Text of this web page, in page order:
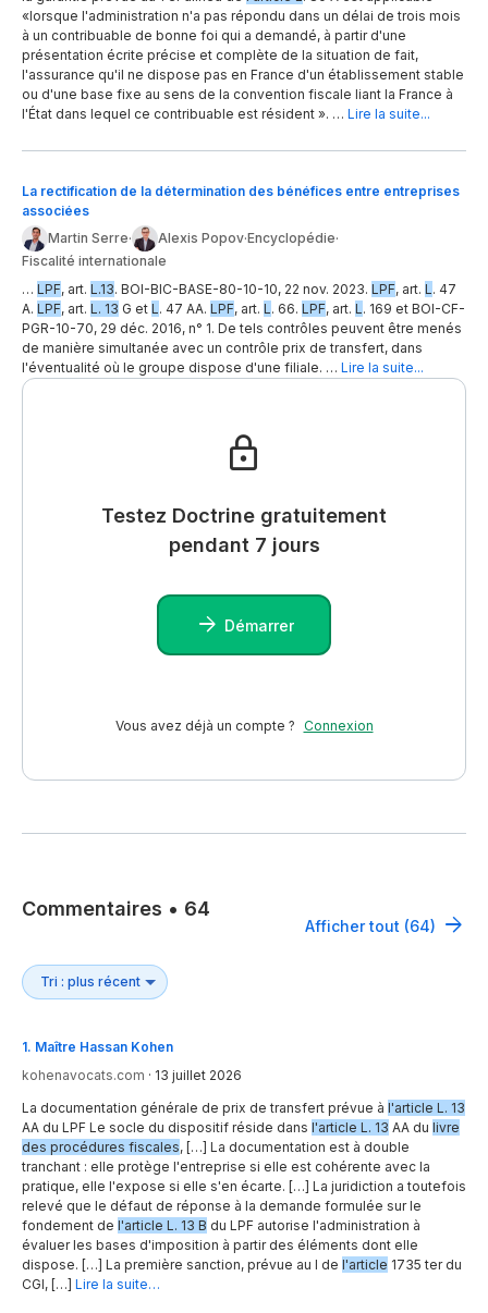
«lorsque l'administration n'a pas répondu dans un délai de trois mois
à un contribuable de bonne foi qui a demandé, à partir d'une
présentation écrite précise et complète de la situation de fait,
l'assurance qu'il ne dispose pas en France d'un établissement stable
ou d'une base fixe au sens de la convention fiscale liant la France à
l'État dans lequel ce contribuable est résident ». … Lire la suite...
La rectification de la détermination des bénéfices entre entreprises
associées
Martin Serre· Alexis Popov·Encyclopédie·
Fiscalité internationale
… LPF, art. L.13. BOI-BIC-BASE-80-10-10, 22 nov. 2023. LPF, art. L. 47
A. LPF, art. L. 13 G et L. 47 AA. LPF, art. L. 66. LPF, art. L. 169 et BOI-CF-
PGR-10-70, 29 déc. 2016, n° 1. De tels contrôles peuvent être menés
de manière simultanée avec un contrôle prix de transfert, dans
l'éventualité où le groupe dispose d'une filiale. … Lire la suite...
Testez Doctrine gratuitement
pendant 7 jours
Démarrer
Vous avez déjà un compte ? Connexion
Commentaires • 64
Afficher tout (64)
1. Maître Hassan Kohen
kohenavocats.com · 13 juillet 2026
La documentation générale de prix de transfert prévue à l'article L. 13
AA du LPF Le socle du dispositif réside dans l'article L. 13 AA du livre
des procédures fiscales, […] La documentation est à double
tranchant : elle protège l'entreprise si elle est cohérente avec la
pratique, elle l'expose si elle s'en écarte. […] La juridiction a toutefois
relevé que le défaut de réponse à la demande formulée sur le
fondement de l'article L. 13 B du LPF autorise l'administration à
évaluer les bases d'imposition à partir des éléments dont elle
dispose. […] La première sanction, prévue au I de l'article 1735 ter du
CGI, […] Lire la suite…